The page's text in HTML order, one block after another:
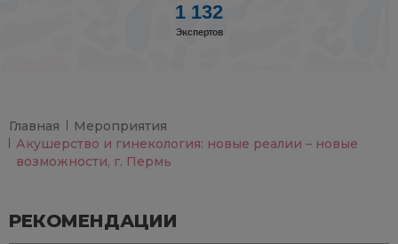
1 132
Экспертов
Главная
Мероприятия
Акушерство и гинекология: новые реалии – новые
возможности, г. Пермь
РЕКОМЕНДАЦИИ